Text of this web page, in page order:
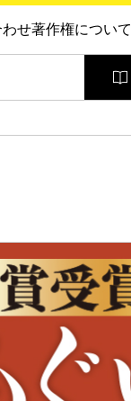
わせ著作権について